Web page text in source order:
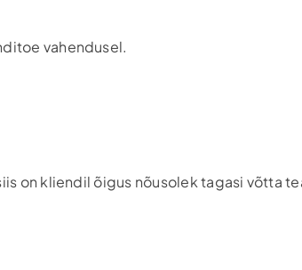
vahendusel.
on kliendil õigus nõusolek tagasi võtta